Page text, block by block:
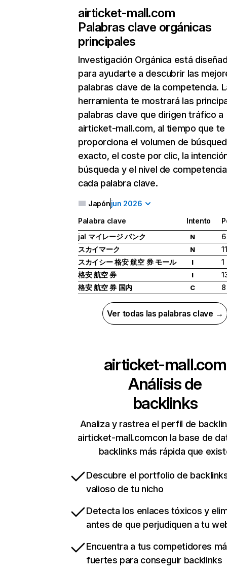
airticket-mall.com
Palabras clave orgánicas
principales
Investigación Orgánica está
para ayudarte a descubrir las
palabras clave de la competencia.
herramienta te mostrará las
palabras clave que dirigen tráfico a
airticket-mall.com, al tiempo que te
proporciona el volumen de
exacto, el coste por clic, la
búsqueda y el nivel de
cada palabra clave.
Japónjun 2026
Palabra clave Intento
jal マイレージ バンク
N
6
スカイマーク
N
11
スカイシー 格安 航空 券 モール
I
1
格安 航空 券
I
格安 航空 券 国内
C 8
Ver todas las palabras clave →
airticket-mall.com
Análisis de
backlinks
Analiza y rastrea el perfil de
airticket-mall.comcon la base de
backlinks más rápida que
Descubre el portfolio de
valioso de tu nicho
Detecta los enlaces tóxicos y
antes de que perjudiquen a tu
Encuentra a tus competidores
fuertes para conseguir backlinks